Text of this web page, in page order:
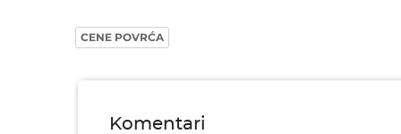
CENE POVRĆA
Komentari